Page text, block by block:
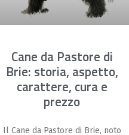
Cane da Pastore di
Brie: storia, aspetto,
carattere, cura e
prezzo
Il Cane da Pastore di Brie, noto